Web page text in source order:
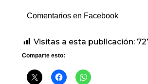
Comentarios en Facebook
Visitas a esta publicación:
Comparte esto: